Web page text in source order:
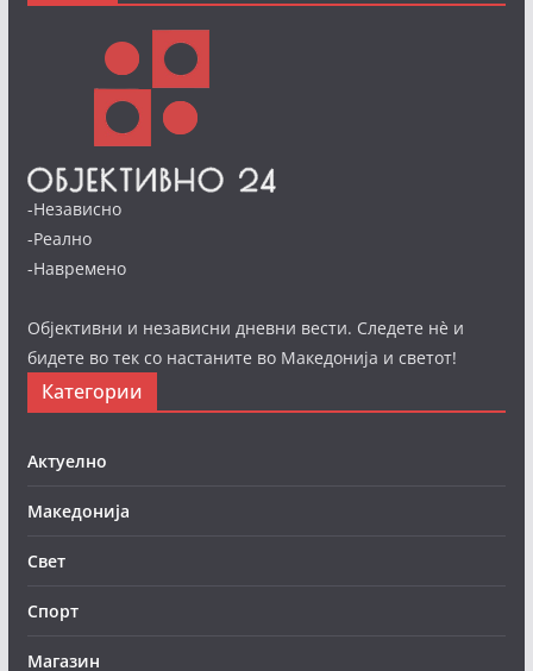
-Независно
-Реално
-Навремено
Објективни и независни дневни вести. Следете нè и
бидете во тек со настаните во Македонија и светот!
Категории
Актуелно
Македонија
Свет
Спорт
Магазин